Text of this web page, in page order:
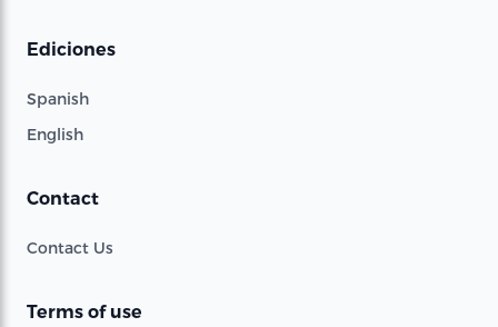
Ediciones
Spanish
English
Contact
Contact Us
Terms of use